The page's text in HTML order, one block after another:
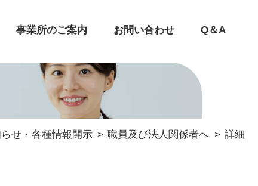
事業所のご案内 お問い合わせ Q＆A
せ・各種情報開示 職員及び法人関係者へ 詳細